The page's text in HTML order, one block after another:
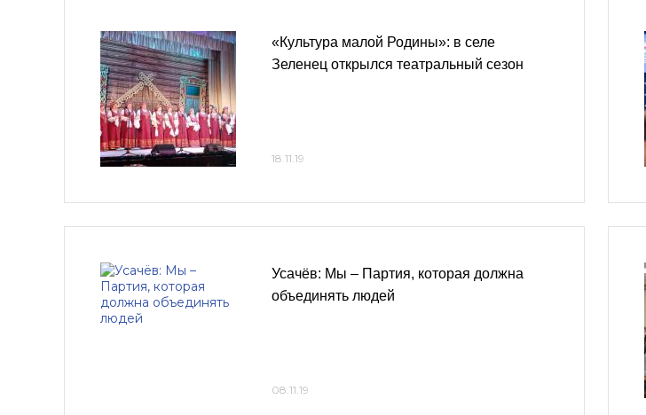
«Культура малой Родины»: в селе
Зеленец открылся театральный сезон
18.11.19
Усачёв: Мы – Партия, которая должна
объединять людей
08.11.19